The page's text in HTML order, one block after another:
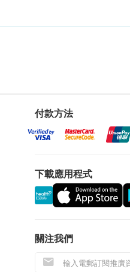
付款方法
下載應用程式
關注我們